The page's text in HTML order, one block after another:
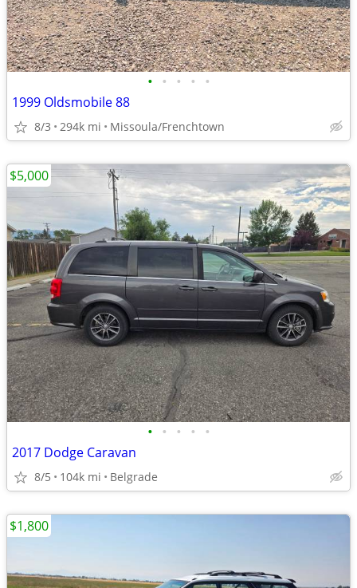
• • • • •
1999 Oldsmobile 88
8/3 294k mi Missoula/Frenchtown
• • • • •
2017 Dodge Caravan
8/5 104k mi Belgrade
$5,000
$1,800